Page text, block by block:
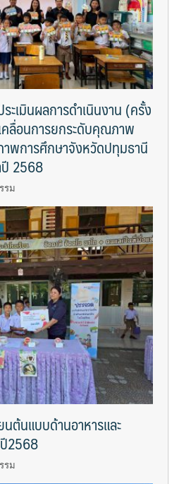
ะเมินผลการดำเนินงาน (ครั้ง
ลื่อนการยกระดับคุณภาพ
าพการศึกษาจังหวัดปทุมธานี
2568
รม
ต้นแบบด้านอาหารและ
2568
รม